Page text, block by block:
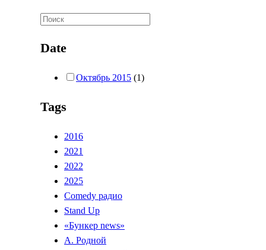
Date
Октябрь 2015 (1)
Tags
2016
2021
2022
2025
Comedy радио
Stand Up
«Бункер news»
А. Родной